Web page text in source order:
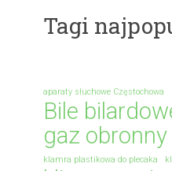
Tagi
aparaty słuchowe Częstochowa
Bile
gaz
klamra plastikowa do plecaka